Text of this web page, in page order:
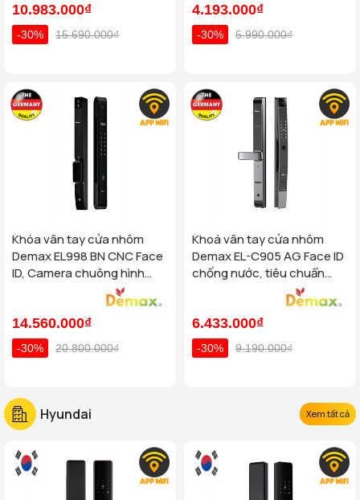
10.983.000₫
-30% 15.690.000₫
4.193.000₫
-30% 5.990.000₫
Khóa vân tay cửa nhôm
Demax EL998 BN CNC Face
ID, Camera chuông hình
chống nước của tiêu chuẩn
14.560.000₫
-30% 20.800.000₫
Khoá vân tay cửa nhôm
Demax EL-C905 AG Face ID
chống nước, tiêu chuẩn
6.433.000₫
-30% 9.190.000₫
Hyundai Xem tất cả